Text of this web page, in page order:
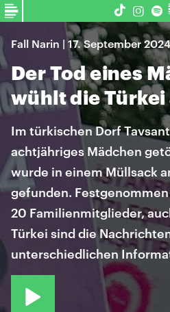
Fall Narin | 17. September 2024
Der Tod eines
wühlt die Türkei
Im türkischen Dorf
achtjähriges Mädchen
wurde in einem Müllsack
gefunden.
20 Familienmitglieder,
Türkei sind die
unterschiedlichen